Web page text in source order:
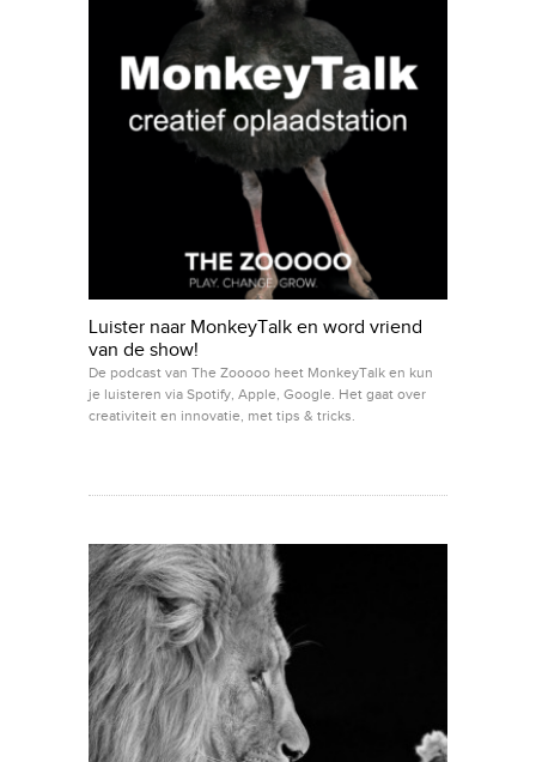
Luister naar MonkeyTalk en word vriend
van de show!
De podcast van The Zooooo heet MonkeyTalk en kun
je luisteren via Spotify, Apple, Google. Het gaat over
creativiteit en innovatie, met tips & tricks.